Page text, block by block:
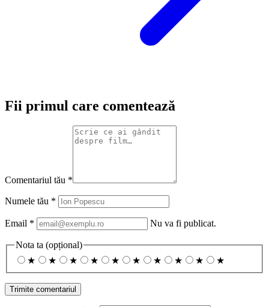
Fii primul care comentează
Comentariul tău *
Numele tău *
Email * Nu va fi publicat.
Nota ta (opțional)
★
★ ★ ★ ★ ★ ★ ★ ★ ★